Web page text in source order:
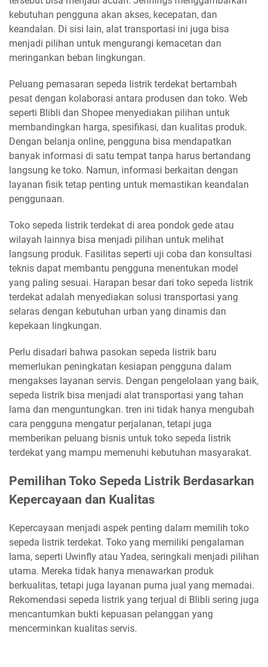
kebutuhan pengguna akan akses, kecepatan, dan
keandalan. Di sisi lain, alat transportasi ini juga bisa
menjadi pilihan untuk mengurangi kemacetan dan
meringankan beban lingkungan.
Peluang pemasaran sepeda listrik terdekat bertambah
pesat dengan kolaborasi antara produsen dan toko. Web
seperti Blibli dan Shopee menyediakan pilihan untuk
membandingkan harga, spesifikasi, dan kualitas produk.
Dengan belanja online, pengguna bisa mendapatkan
banyak informasi di satu tempat tanpa harus bertandang
langsung ke toko. Namun, informasi berkaitan dengan
layanan fisik tetap penting untuk memastikan keandalan
penggunaan.
Toko sepeda listrik terdekat di area pondok gede atau
wilayah lainnya bisa menjadi pilihan untuk melihat
langsung produk. Fasilitas seperti uji coba dan konsultasi
teknis dapat membantu pengguna menentukan model
yang paling sesuai. Harapan besar dari toko sepeda listrik
terdekat adalah menyediakan solusi transportasi yang
selaras dengan kebutuhan urban yang dinamis dan
kepekaan lingkungan.
Perlu disadari bahwa pasokan sepeda listrik baru
memerlukan peningkatan kesiapan pengguna dalam
mengakses layanan servis. Dengan pengelolaan yang baik,
sepeda listrik bisa menjadi alat transportasi yang tahan
lama dan menguntungkan. tren ini tidak hanya mengubah
cara pengguna mengatur perjalanan, tetapi juga
memberikan peluang bisnis untuk toko sepeda listrik
terdekat yang mampu memenuhi kebutuhan masyarakat.
Pemilihan Toko Sepeda Listrik Berdasarkan
Kepercayaan dan Kualitas
Kepercayaan menjadi aspek penting dalam memilih toko
sepeda listrik terdekat. Toko yang memiliki pengalaman
lama, seperti Uwinfly atau Yadea, seringkali menjadi pilihan
utama. Mereka tidak hanya menawarkan produk
berkualitas, tetapi juga layanan purna jual yang memadai.
Rekomendasi sepeda listrik yang terjual di Blibli sering juga
mencantumkan bukti kepuasan pelanggan yang
mencerminkan kualitas servis.